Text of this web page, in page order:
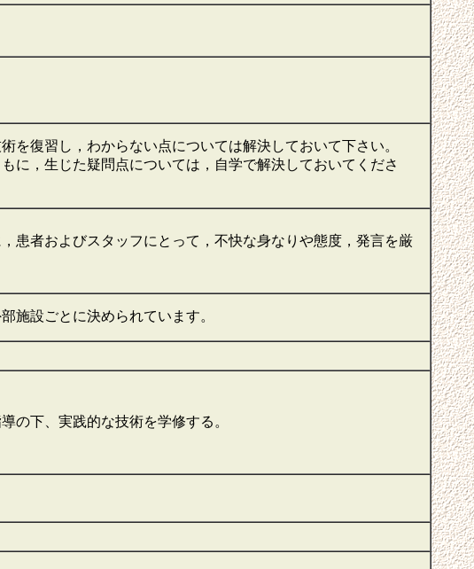
復習し，わからない点については解決しておいて下さい。
に，生じた疑問点については，自学で解決しておいてくださ
患者およびスタッフにとって，不快な身なりや態度，発言を厳
施設ごとに決められています。
の下、実践的な技術を学修する。